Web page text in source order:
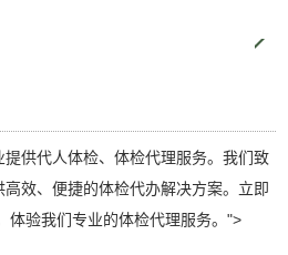
供代人体检、体检代理服务。我们致
效、便捷的体检代办解决方案。立即
体验我们专业的体检代理服务。">